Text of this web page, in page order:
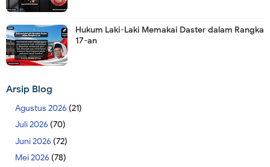
Hukum Laki-Laki Memakai Daster dalam Rangka
17-an
Arsip Blog
Agustus 2026 (21)
Juli 2026 (70)
Juni 2026 (72)
Mei 2026 (78)